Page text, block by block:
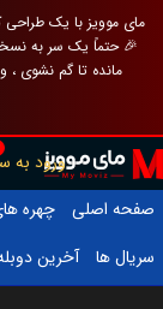
مای موویز با یک طراحی
🎉 حتماً یک سر به
مانده تا گم نشوی ،
ورود به
صفحه اصلی
چهره
سریال ها
آخرین